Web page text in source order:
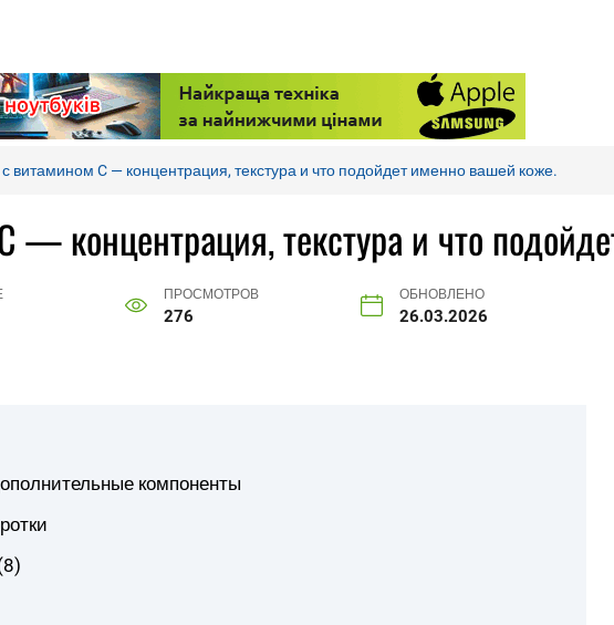
витамином C — концентрация, текстура и что подойдет именно вашей коже.
— концентрация, текстура и что
ПРОСМОТРОВ
276
ОБНОВЛЕНО
26.03.2026
компоненты